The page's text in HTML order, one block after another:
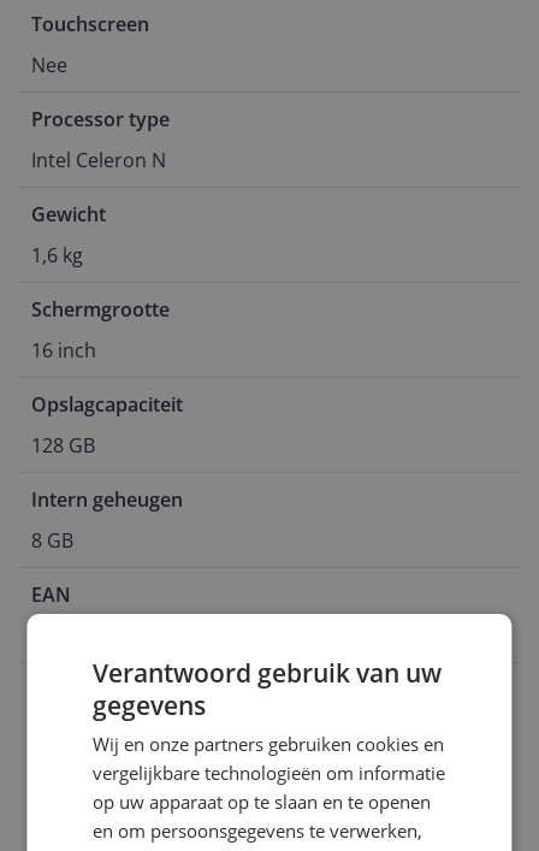
Touchscreen
Nee
Processor type
Intel Celeron N
Gewicht
1,6 kg
Schermgrootte
16 inch
Opslagcapaciteit
128 GB
Intern geheugen
8 GB
EAN
Aansluitingen
Algemeen
Functies
Scherm
Verantwoord gebruik van uw
gegevens
Wij en onze partners gebruiken cookies en
vergelijkbare technologieën om informatie
op uw apparaat op te slaan en te openen
en om persoonsgegevens te verwerken,